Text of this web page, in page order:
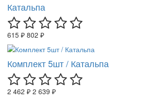
Катальпа
615 ₽ 802 ₽
Комплект 5шт / Катальпа
2 462 ₽ 2 639 ₽